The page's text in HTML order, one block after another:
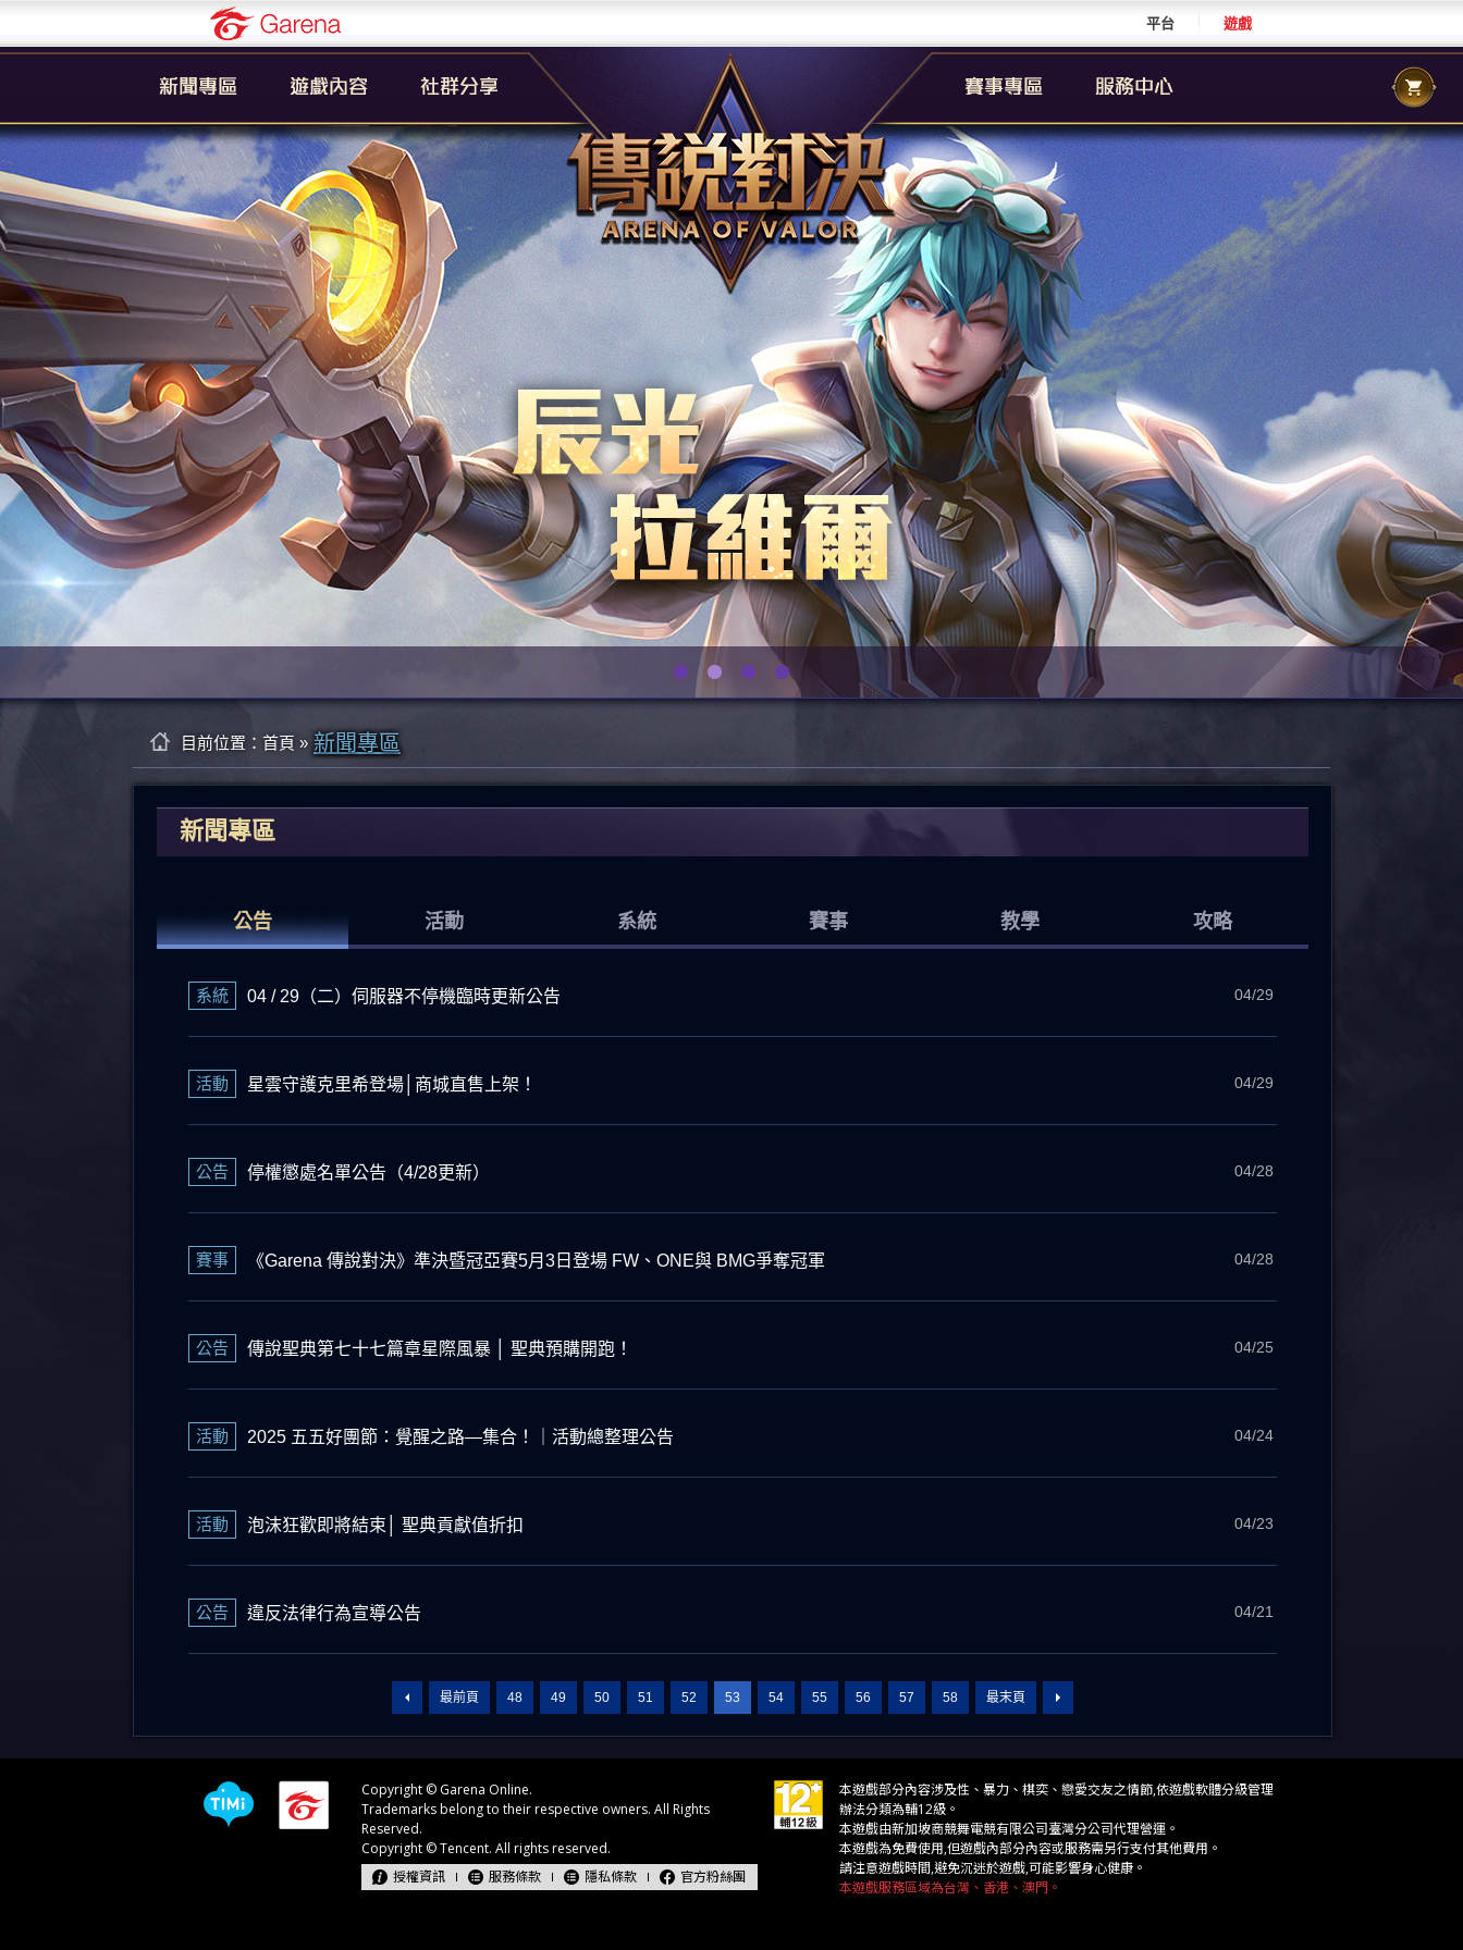
遊戲
平台
公告
活動
系統
賽事
教學
新手引導
遊戲簡介
英雄列表
裝備列表
奧義列表
挑戰者技能
官方粉絲團
YouTube
GCS 職業聯賽
傳說城市賽
校園傳說
ACS 校園聯賽
傳說國際賽
社群自辦賽事
目前位置： 首頁 » 新聞專區
新聞專區
公告 活動 系統 賽事 教學 攻略
系統 04 / 29（二）伺服器不停機臨時更新公告 04/29
活動 星雲守護克里希登場│商城直售上架！ 04/29
公告 停權懲處名單公告（4/28更新） 04/28
賽事 《Garena 傳說對決》準決暨冠亞賽5月3日登場 FW、ONE與 BMG爭奪冠軍 04/28
公告 傳說聖典第七十七篇章星際風暴 │ 聖典預購開跑！ 04/25
活動 2025 五五好團節：覺醒之路—集合！｜活動總整理公告 04/24
活動 泡沫狂歡即將結束│ 聖典貢獻值折扣 04/23
公告 違反法律行為宣導公告 04/21
最前頁 48 49 50 51 52 53 54 55 56 57 58 最末頁
授權資訊 服務條款 隱私條款 官方粉絲團
本遊戲服務區域為台灣、香港、澳門。